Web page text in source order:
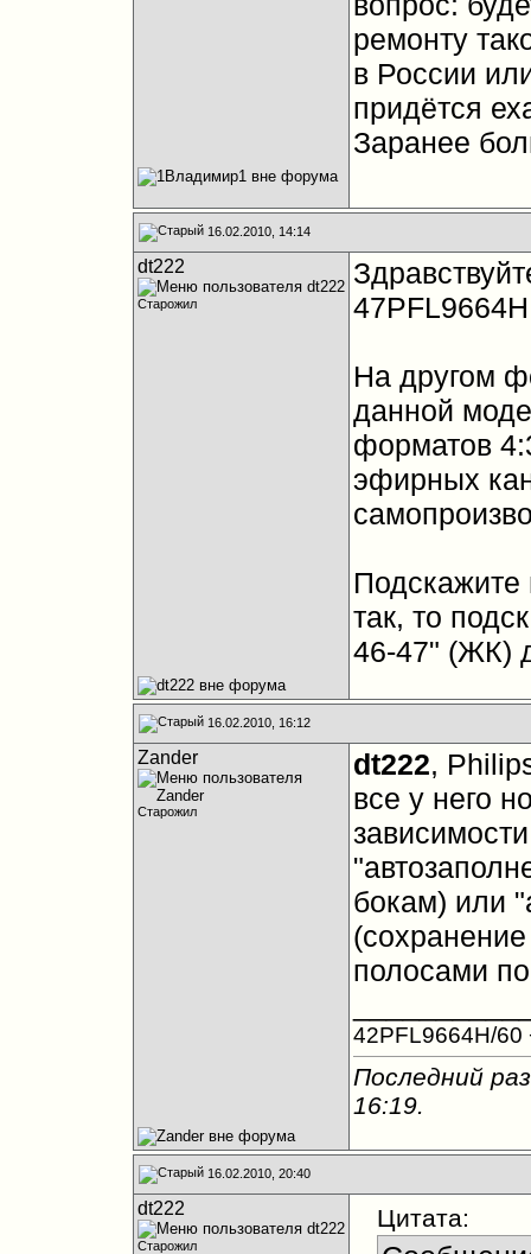
ремонту
в России
придётся
Заранее
16.02.2010, 14:14
dt222
Старожил
47PFL9664H
На другом
данной
форматов
эфирных
Подскажите
так, то
46-47" (ЖК)
16.02.2010, 16:12
Zander
Старожил
dt222,
все у него
бокам) или
полосами
42PFL9664H/60
Последний
16:19.
16.02.2010, 20:40
dt222
Старожил
Цитата: